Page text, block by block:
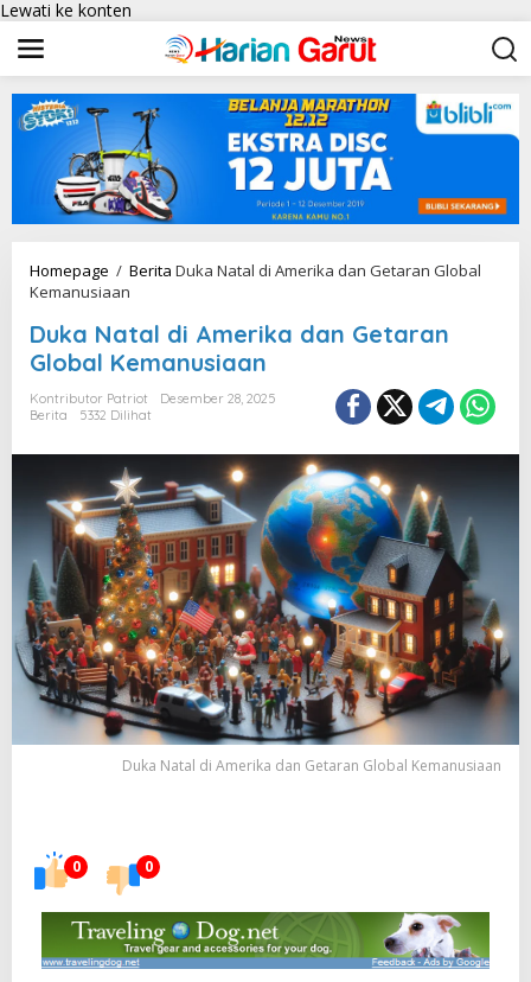
Lewati ke konten
Homepage / Berita Duka Natal di Amerika dan Getaran Global
Kemanusiaan
Duka Natal di Amerika dan Getaran
Global Kemanusiaan
Kontributor Patriot
Desember 28, 2025
Berita
5332 Dilihat
Duka Natal di Amerika dan Getaran Global Kemanusiaan
0 0